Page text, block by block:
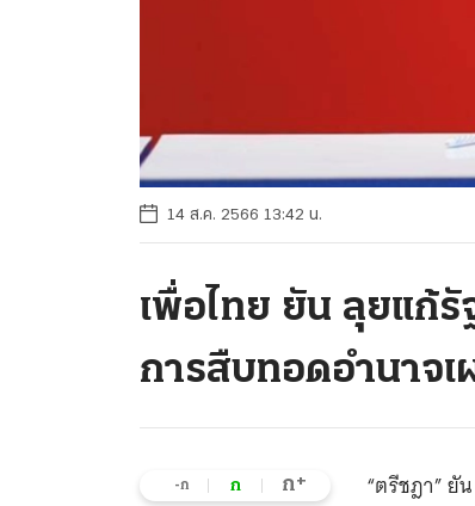
14 ส.ค. 2566 13:42 น.
เพื่อไทย ยัน ลุยแก้
การสืบทอดอำนาจเ
-ก ก ก+
“ตรีชฎา” ยั